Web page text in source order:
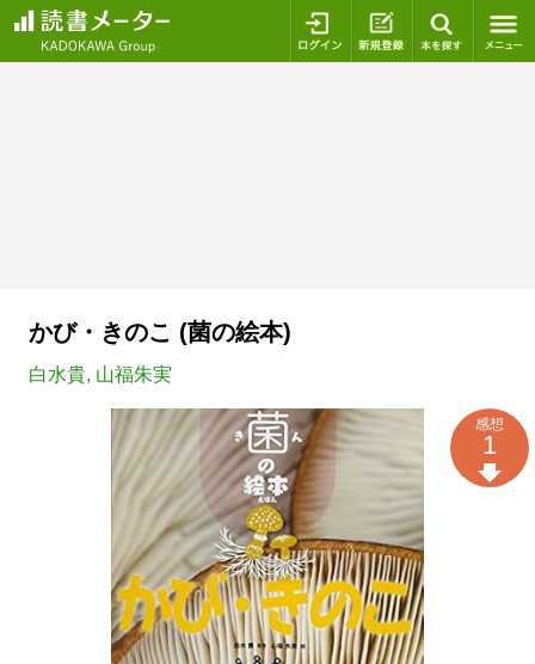
ログイン 新規登録
かび・きのこ (菌の絵本)
白水貴, 山福朱実
感想
1